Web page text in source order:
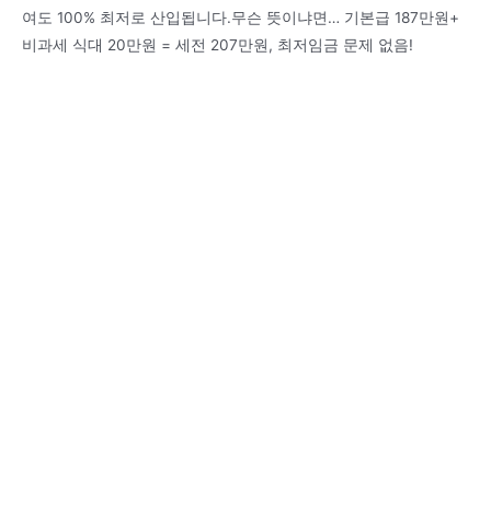
여도 100% 최저로 산입됩니다.무슨 뜻이냐면… 기본급 187만원+
비과세 식대 20만원 = 세전 207만원, 최저임금 문제 없음!